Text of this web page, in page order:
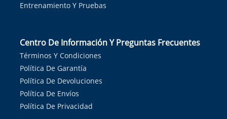
Entrenamiento Y Pruebas
Centro De Información Y Preguntas Frecuentes
Términos Y Condiciones
Política De Garantía
Política De Devoluciones
Política De Envíos
Política De Privacidad